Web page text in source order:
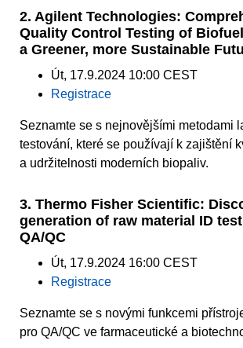
2. Agilent Technologies:
Quality Control Testing of
a Greener, more Sustainable
Út, 17.9.2024 10:00 CEST
Registrace
Seznamte se s nejnovějšími metodami
testování, které se používají k zajištění
a udržitelnosti moderních biopaliv.
3. Thermo Fisher Scientific:
generation of raw material ID
QA/QC
Út, 17.9.2024 16:00 CEST
Registrace
Seznamte se s novými funkcemi
pro QA/QC ve farmaceutické a